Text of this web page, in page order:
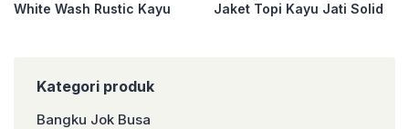
White Wash Rustic Kayu
Jaket Topi Kayu Jati Solid
Kategori produk
Bangku Jok Busa